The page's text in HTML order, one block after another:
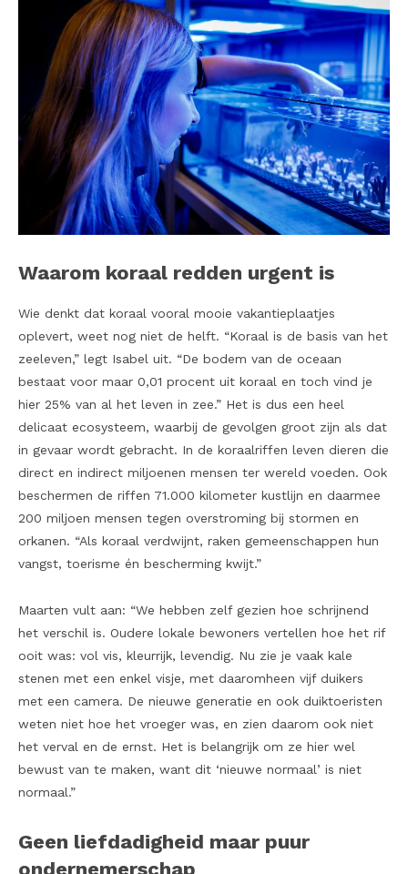
Waarom koraal redden urgent is
Wie denkt dat koraal vooral mooie vakantieplaatjes
oplevert, weet nog niet de helft. “Koraal is de basis van het
zeeleven,” legt Isabel uit. “De bodem van de oceaan
bestaat voor maar 0,01 procent uit koraal en toch vind je
hier 25% van al het leven in zee.” Het is dus een heel
delicaat ecosysteem, waarbij de gevolgen groot zijn als dat
in gevaar wordt gebracht. In de koraalriffen leven dieren die
direct en indirect miljoenen mensen ter wereld voeden. Ook
beschermen de riffen 71.000 kilometer kustlijn en daarmee
200 miljoen mensen tegen overstroming bij stormen en
orkanen. “Als koraal verdwijnt, raken gemeenschappen hun
vangst, toerisme én bescherming kwijt.”
Maarten vult aan: “We hebben zelf gezien hoe schrijnend
het verschil is. Oudere lokale bewoners vertellen hoe het rif
ooit was: vol vis, kleurrijk, levendig. Nu zie je vaak kale
stenen met een enkel visje, met daaromheen vijf duikers
met een camera. De nieuwe generatie en ook duiktoeristen
weten niet hoe het vroeger was, en zien daarom ook niet
het verval en de ernst. Het is belangrijk om ze hier wel
bewust van te maken, want dit ‘nieuwe normaal’ is niet
normaal.”
Geen liefdadigheid maar puur
ondernemerschap